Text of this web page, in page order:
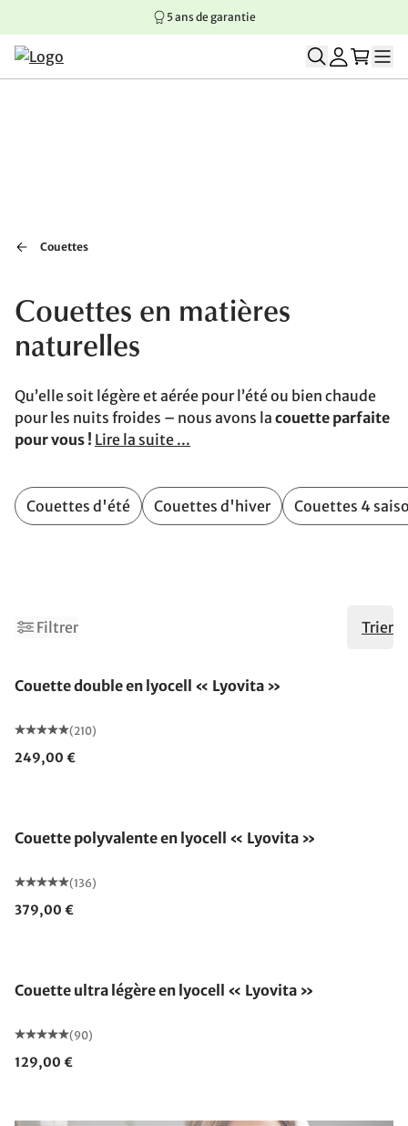
Aller au contenu principal
Aller à la navigation principale
Aller au pied de page
5 ans de garantie
Couettes
Couettes en matières
naturelles
Qu’elle soit légère et aérée pour l’été ou bien chaude
pour les nuits froides – nous avons la couette parfaite
pour vous ! Lire la suite ...
Couettes d'été Couettes d'hiver Couettes 4
Filtrer Trier
Couette double en lyocell « Lyovita »
(210)
249,00 €
Couette polyvalente en lyocell « Lyovita »
(136)
379,00 €
Couette ultra légère en lyocell « Lyovita »
(90)
129,00 €
2